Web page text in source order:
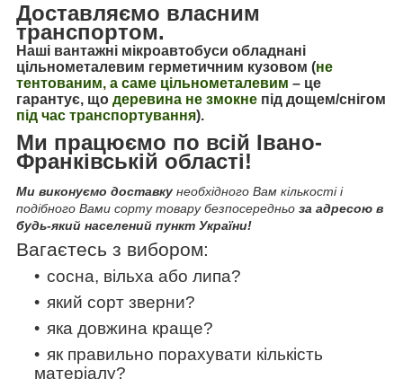
Доставляємо власним
транспортом.
Наші вантажні мікроавтобуси обладнані
цільнометалевим герметичним кузовом (не
тентованим, а саме цільнометалевим – це
гарантує, що деревина не змокне під дощем/снігом
під час транспортування).
Ми працюємо по всій Івано-
Франківській області!
Ми виконуємо доставку необхідного Вам кількості і
подібного Вами сорту товару безпосередньо за адресою в
будь-який населений пункт України!
Вагаєтесь з вибором:
сосна, вільха або липа?
який сорт зверни?
яка довжина краще?
як правильно порахувати кількість
матеріалу?